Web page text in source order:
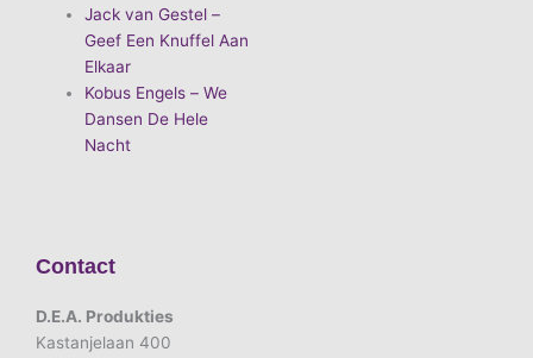
Jack van Gestel –
Geef Een Knuffel Aan
Elkaar
Kobus Engels – We
Dansen De Hele
Nacht
Contact
D.E.A. Produkties
Kastanjelaan 400